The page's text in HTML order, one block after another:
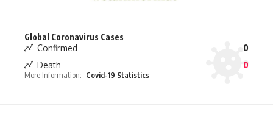
Global Coronavirus Cases
Confirmed
0
Death
0
More Information: Covid-19 Statistics